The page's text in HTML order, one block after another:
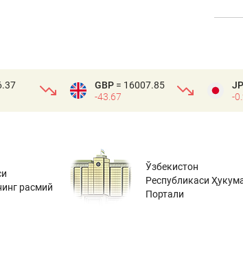
GBP = 16007.85
-43.67
-
расмий
Ўзбекистон
Республикаси
Портали